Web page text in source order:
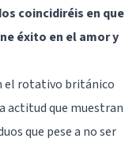
coincidiréis en que
éxito en el amor y
el rotativo británico
actitud que muestran
que pese a no ser